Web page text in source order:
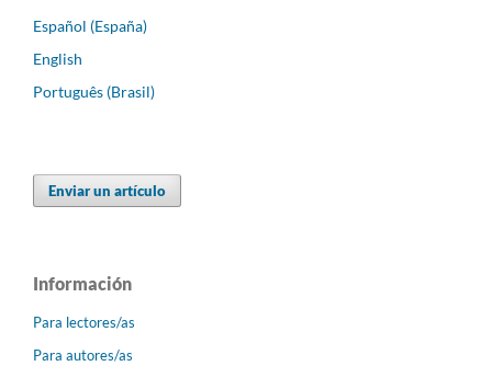
Español (España)
English
Português (Brasil)
Enviar un artículo
Información
Para lectores/as
Para autores/as